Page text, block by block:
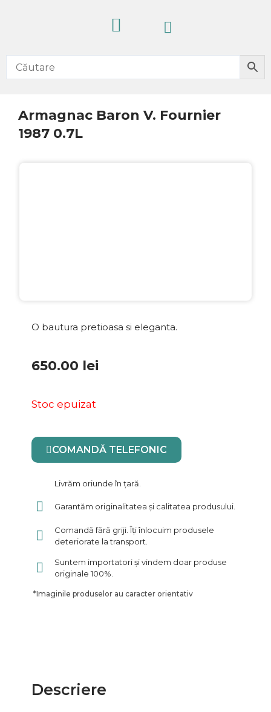
Cart
Armagnac Baron V. Fournier
1987 0.7L
O bautura pretioasa si eleganta.
650.00 lei
Stoc epuizat
COMANDĂ TELEFONIC
Livrăm oriunde în țară.
Garantăm originalitatea și calitatea produsului.
Comandă fără griji. Îți înlocuim produsele
deteriorate la transport.
Suntem importatori și vindem doar produse
originale 100%.
*Imaginile produselor au caracter orientativ
Descriere